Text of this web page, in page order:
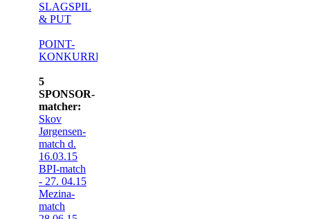
SLAGSPIL
& PUT
POINT-
KONKURRENCEN
5
SPONSOR-
matcher:
Skov
Jørgensen-
match d.
16.03.15
BPI-match
- 27. 04.15
Mezina-
match